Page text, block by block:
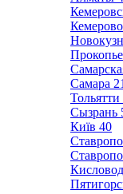
Кемерово
Самара 21
Тольятти
Сызрань
Київ 40